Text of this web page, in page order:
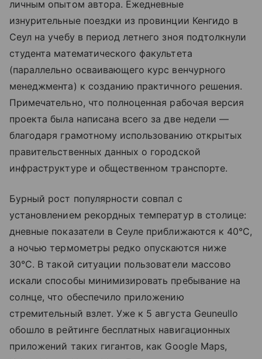
личным опытом автора. Ежедневные
изнурительные поездки из провинции Кенгидо в
Сеул на учебу в период летнего зноя подтолкнули
студента математического факультета
(параллельно осваивающего курс венчурного
менеджмента) к созданию практичного решения.
Примечательно, что полноценная рабочая версия
проекта была написана всего за две недели —
благодаря грамотному использованию открытых
правительственных данных о городской
инфраструктуре и общественном транспорте.
Бурный рост популярности совпал с
установлением рекордных температур в столице:
дневные показатели в Сеуле приближаются к 40°C,
а ночью термометры редко опускаются ниже
30°C. В такой ситуации пользователи массово
искали способы минимизировать пребывание на
солнце, что обеспечило приложению
стремительный взлет. Уже к 5 августа Geuneullo
обошло в рейтинге бесплатных навигационных
приложений таких гигантов, как Google Maps,